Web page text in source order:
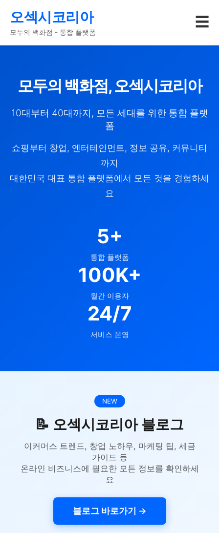
오섹시코리아
모두의 백화점 - 통합 플랫폼
☰
모두의 백화점, 오섹시코리아
10대부터 40대까지, 모든 세대를 위한 통합 플랫
폼
쇼핑부터 창업, 엔터테인먼트, 정보 공유, 커뮤니티
까지
대한민국 대표 통합 플랫폼에서 모든 것을 경험하세
요
5+
통합 플랫폼
100K+
월간 이용자
24/7
서비스 운영
NEW
📝 오섹시코리아 블로그
이커머스 트렌드, 창업 노하우, 마케팅 팁, 세금
가이드 등
온라인 비즈니스에 필요한 모든 정보를 확인하세
요
블로그 바로가기 →